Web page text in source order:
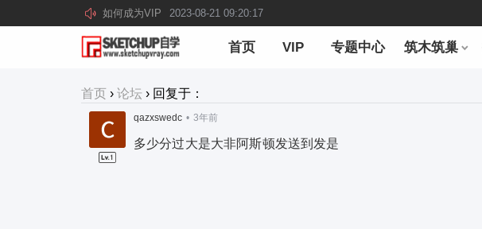
如何成为VIP 2023-08-21 09:20:17
首页 VIP 专题中心 筑木筑巢
首页 › 论坛 › 回复于：
qazxswedc • 3年前
多少分过大是大非阿斯顿发送到发是